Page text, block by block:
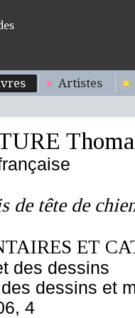
Artistes
de tête de
ET
des dessins
dessins et
4